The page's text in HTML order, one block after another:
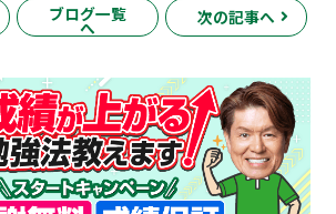
ブログ一覧
へ
次の記事へ